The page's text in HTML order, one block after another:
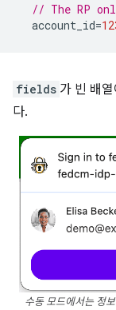
// The RP
account_id=
fields 가 빈 배
다.
수동 모드에서는 정